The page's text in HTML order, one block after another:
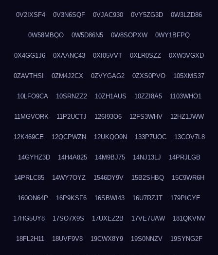
0V2IXSF4 0V3N6SQF 0VJAC930 0VY5ZG3D 0W3LZD86
0W58MBQO 0W5D86N5 0W8SOPXW 0WY1BFPQ
0X4GG1J6 0XAANC43 0XI05VVT 0XLR0SZZ 0XW3VGXD
0ZAVTHSI 0ZM4J2CX 0ZVYGAG2 0ZXS0PVO 105XMS37
10LFO9CA 10SRNZZ2 10ZH1AUS 10ZZI8A5 1103WHO1
11MGVORK 11P2UCTJ 126I93O6 12FS3WHV 12HZ1JWW
12K469CE 12QCPWZN 12UKQO0N 133P7UOC 13COV7L8
14GYHZ3D 14H4A825 14M9BJ75 14NJ13LJ 14PRJLGB
14PRLC85 14WY7OYZ 1546DY9V 15B2SHBQ 15C9WR6H
160ON64P 16P9KSF6 16SBWI43 16U7RZJT 179PIGYE
17HG5UY8 17SO7X9S 17UXEZ2B 17VE7UAW 181QKVNV
18FL2H11 18UVF9V8 19CWX8Y9 19S0NNZV 19SYNG2F